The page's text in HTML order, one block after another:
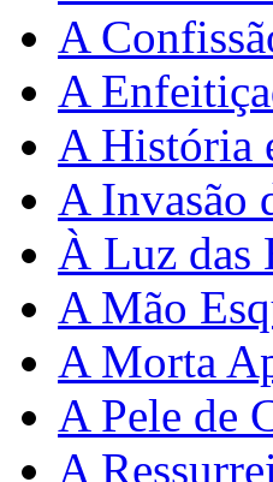
A
A
A História
A Invasão
À Luz das
A Mão
A Morta
A Pele de
A